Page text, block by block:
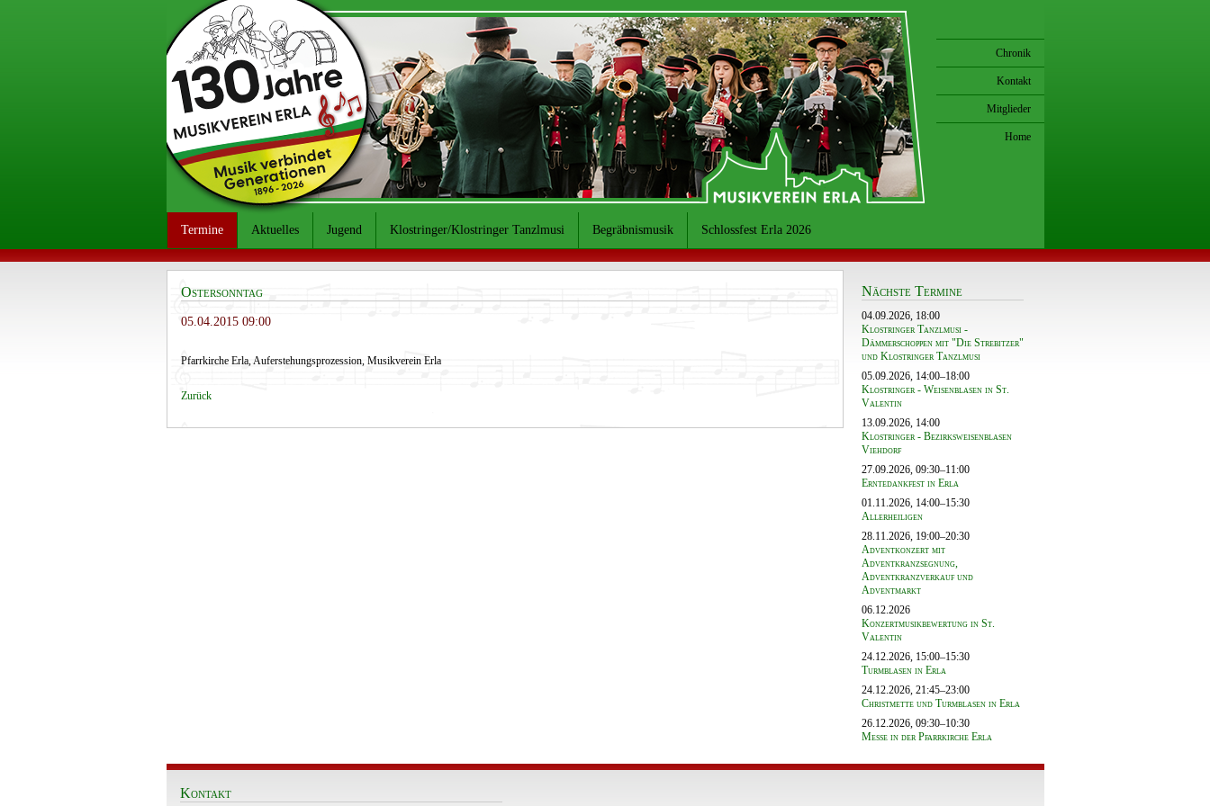
Termine Aktuelles Jugend Klostringer/Klostringer Tanzlmusi Begräbnismusik Schlossfest Erla 2026
Chronik
Kontakt
Mitglieder
Home
Ostersonntag
05.04.2015 09:00
Pfarrkirche Erla, Auferstehungsprozession, Musikverein Erla
Zurück
Nächste Termine
04.09.2026, 18:00
Klostringer Tanzlmusi -
Dämmerschoppen mit "Die Strebitzer"
und Klostringer Tanzlmusi
05.09.2026, 14:00–18:00
Klostringer - Weisenblasen in St.
Valentin
13.09.2026, 14:00
Klostringer - Bezirksweisenblasen
Viehdorf
27.09.2026, 09:30–11:00
Erntedankfest in Erla
01.11.2026, 14:00–15:30
Allerheiligen
28.11.2026, 19:00–20:30
Adventkonzert mit
Adventkranzsegnung,
Adventkranzverkauf und
Adventmarkt
06.12.2026
Konzertmusikbewertung in St.
Valentin
24.12.2026, 15:00–15:30
Turmblasen in Erla
24.12.2026, 21:45–23:00
Christmette und Turmblasen in Erla
26.12.2026, 09:30–10:30
Messe in der Pfarrkirche Erla
Kontakt